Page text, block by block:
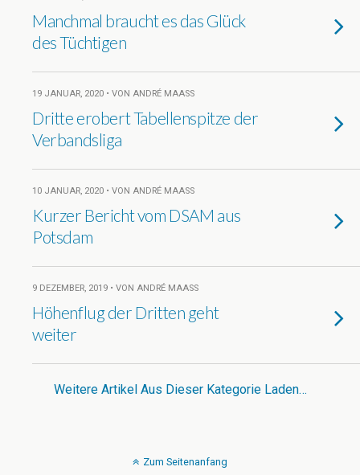
Manchmal braucht es das Glück
des Tüchtigen
19 JANUAR, 2020 • VON ANDRÉ MAASS
Dritte erobert Tabellenspitze der
Verbandsliga
10 JANUAR, 2020 • VON ANDRÉ MAASS
Kurzer Bericht vom DSAM aus
Potsdam
9 DEZEMBER, 2019 • VON ANDRÉ MAASS
Höhenflug der Dritten geht
weiter
Weitere Artikel Aus Dieser Kategorie Laden…
Zum Seitenanfang